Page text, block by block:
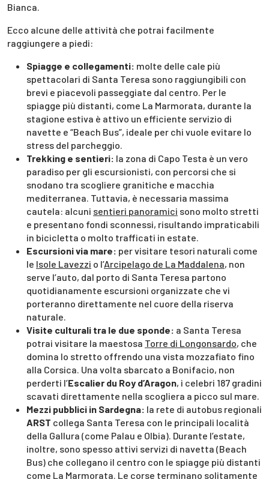
Bianca.
Ecco alcune delle attività che potrai facilmente
raggiungere a piedi:
Spiagge e collegamenti: molte delle cale più
spettacolari di Santa Teresa sono raggiungibili con
brevi e piacevoli passeggiate dal centro. Per le
spiagge più distanti, come La Marmorata, durante la
stagione estiva è attivo un efficiente servizio di
navette e “Beach Bus”, ideale per chi vuole evitare lo
stress del parcheggio.
Trekking e sentieri: la zona di Capo Testa è un vero
paradiso per gli escursionisti, con percorsi che si
snodano tra scogliere granitiche e macchia
mediterranea. Tuttavia, è necessaria massima
cautela: alcuni sentieri panoramici sono molto stretti
e presentano fondi sconnessi, risultando impraticabili
in bicicletta o molto trafficati in estate.
Escursioni via mare: per visitare tesori naturali come
le Isole Lavezzi o l’Arcipelago de La Maddalena, non
serve l’auto, dal porto di Santa Teresa partono
quotidianamente escursioni organizzate che vi
porteranno direttamente nel cuore della riserva
naturale.
Visite culturali tra le due sponde: a Santa Teresa
potrai visitare la maestosa Torre di Longonsardo, che
domina lo stretto offrendo una vista mozzafiato fino
alla Corsica. Una volta sbarcato a Bonifacio, non
perderti l’Escalier du Roy d’Aragon, i celebri 187 gradini
scavati direttamente nella scogliera a picco sul mare.
Mezzi pubblici in Sardegna: la rete di autobus regionali
ARST collega Santa Teresa con le principali località
della Gallura (come Palau e Olbia). Durante l’estate,
inoltre, sono spesso attivi servizi di navetta (Beach
Bus) che collegano il centro con le spiagge più distanti
come La Marmorata. Le corse terminano solitamente